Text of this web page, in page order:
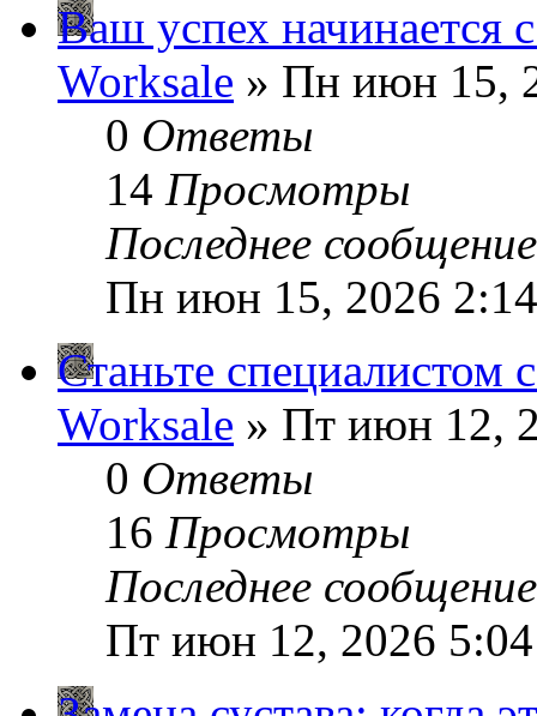
Ваш успех начинается
Worksale » Пн июн 15,
0 Ответы
14 Просмотры
Последнее
Пн июн 15, 2026
Станьте
Worksale » Пт июн 12,
0 Ответы
16 Просмотры
Последнее
Пт июн 12, 2026